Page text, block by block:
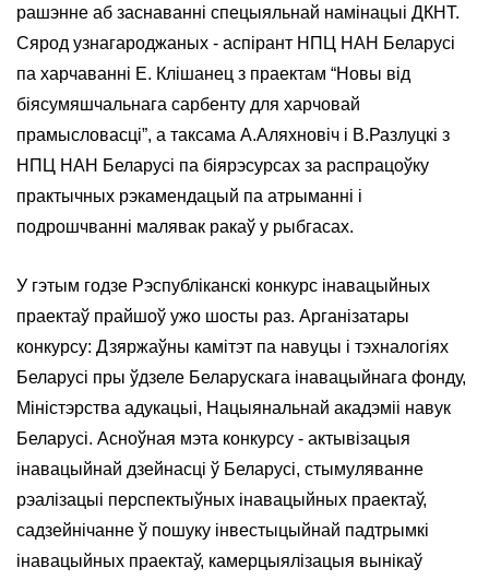
рашэнне аб заснаванні спецыяльнай намінацыі ДКНТ.
Сярод узнагароджаных - аспірант НПЦ НАН Беларусі
па харчаванні Е. Клішанец з праектам “Новы від
біясумяшчальнага сарбенту для харчовай
прамысловасці”, а таксама А.Аляхновіч і В.Разлуцкі з
НПЦ НАН Беларусі па біярэсурсах за распрацоўку
практычных рэкамендацый па атрыманні і
подрошчванні малявак ракаў у рыбгасах.
У гэтым годзе Рэспубліканскі конкурс інавацыйных
праектаў прайшоў ужо шосты раз. Арганізатары
конкурсу: Дзяржаўны камітэт па навуцы і тэхналогіях
Беларусі пры ўдзеле Беларускага інавацыйнага фонду,
Міністэрства адукацыі, Нацыянальнай акадэміі навук
Беларусі. Асноўная мэта конкурсу - актывізацыя
інавацыйнай дзейнасці ў Беларусі, стымуляванне
рэалізацыі перспектыўных інавацыйных праектаў,
садзейнічанне ў пошуку інвестыцыйнай падтрымкі
інавацыйных праектаў, камерцыялізацыя вынікаў